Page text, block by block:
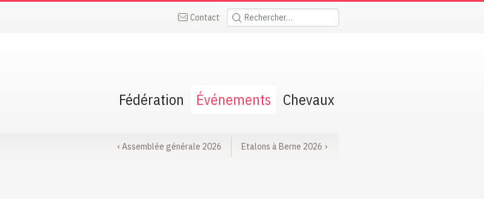
Contact Rechercher:
Fédération Événements Chevaux
‹ Assemblée générale 2026 Etalons à Berne 2026 ›